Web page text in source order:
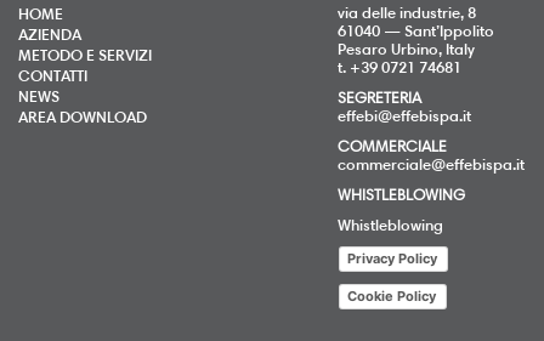
HOME
AZIENDA
METODO E SERVIZI
CONTATTI
NEWS
AREA DOWNLOAD
via delle industrie, 8
61040 — Sant’Ippolito
Pesaro Urbino, Italy
t. +39 0721 74681
SEGRETERIA
effebi@effebispa.it
COMMERCIALE
commerciale@effebispa.it
WHISTLEBLOWING
Whistleblowing
Privacy Policy
Cookie Policy